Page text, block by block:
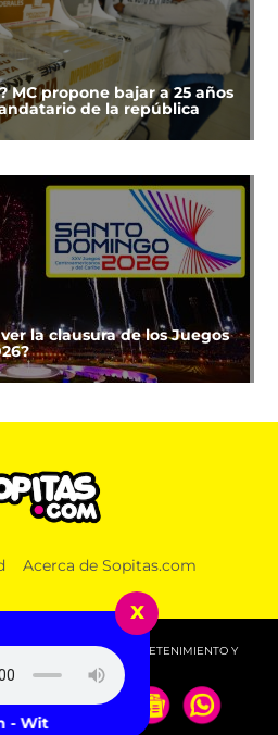
MC propone bajar a 25 años
de la república
la clausura de los Juegos
Acerca de Sopitas.com
DEPORTES, ENTRETENIMIENTO Y
x
You